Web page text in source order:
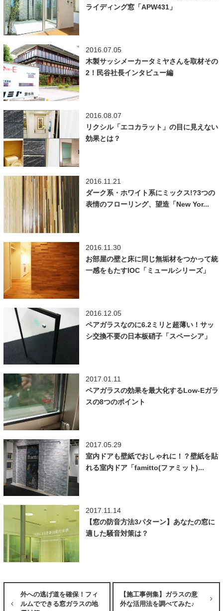
ライディング窓「APW431」
2016.07.05
木製サッシメーカータミヤさんを取材その
2！民谷社長インタビュー編
2016.08.07
リクシル「エコカラット」の目に見えない
効果とは？
2016.11.21
ダーク系・ホワイト系にミックス!?3つの
表情のフローリング、望造「New Yor...
2016.11.30
お部屋の壁と床に同じ無垢材をつかって統
一感をもたすIOC「ミュールシリーズ」
2016.12.05
ペアガラスなのに6.2ミリと超薄い！サッ
シ交換不要の日本板硝子「スペーシア」
2017.01.11
ペアガラスの効果を最大化するLow-Eガラ
スの8つのポイント
2017.05.29
室内ドアも壁紙でおしゃれに！？壁紙を貼
れる室内ドア「famitto(ファミット)...
2017.11.14
【窓の防音方法3パターン】あなたの窓に
適した騒音対策は？
外への逃げ道を確保！フィ
ルムでできる窓ガラスの地
【施工事例集】ガラスの意
外な活用法を調べてみた♪